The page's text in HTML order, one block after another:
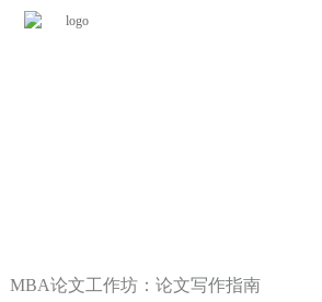
MBA论文工作坊：论文写作指南